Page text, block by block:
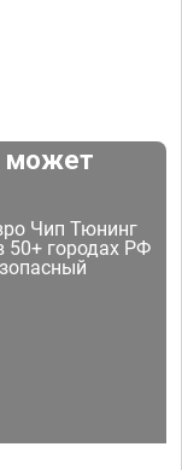
может
Чип Тюнинг
50+ городах РФ